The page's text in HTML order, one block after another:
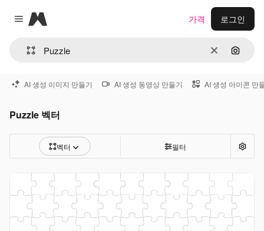
Close menu
Magnific
지우기이미지
가격 로그인
AI 생성 이미지 만들기 AI 생성 동영상 만들기 AI 생성 아이콘 만
Puzzle 벡터
벡터 필터